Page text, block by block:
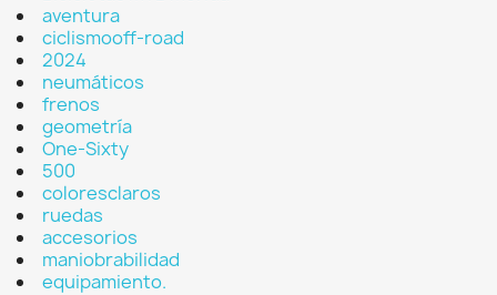
aventura
ciclismooff-road
2024
neumáticos
frenos
geometría
One-Sixty
500
coloresclaros
ruedas
accesorios
maniobrabilidad
equipamiento.